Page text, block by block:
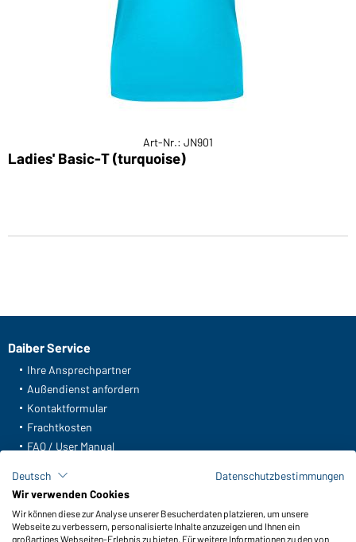
Art-Nr.: JN901
Ladies' Basic-T (turquoise)
Daiber Service
Ihre Ansprechpartner
Außendienst anfordern
Kontaktformular
Frachtkosten
FAQ / User Manual
Meldeportal nach Hinweisgeberschutz
Funktionen & Pflege
Produkteigenschaften
Deutsch
Datenschutzbestimmungen
Wir verwenden Cookies
Wir können diese zur Analyse unserer Besucherdaten platzieren, um unsere
Webseite zu verbessern, personalisierte Inhalte anzuzeigen und Ihnen ein
großartiges Webseiten-Erlebnis zu bieten. Für weitere Informationen zu den von